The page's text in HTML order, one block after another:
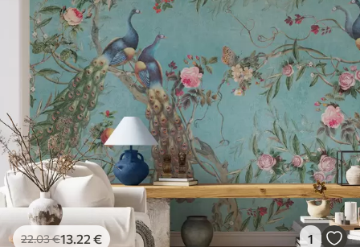
22.03€13.22 € 1